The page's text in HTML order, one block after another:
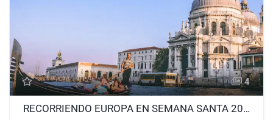
4
RECORRIENDO EUROPA EN SEMANA SANTA 2026